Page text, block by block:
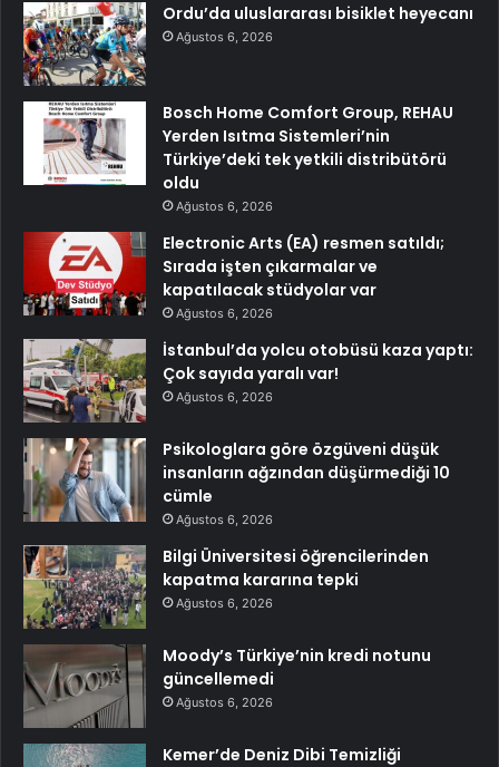
Ordu’da uluslararası bisiklet heyecanı
Ağustos 6, 2026
Bosch Home Comfort Group, REHAU
Yerden Isıtma Sistemleri’nin
Türkiye’deki tek yetkili distribütörü
oldu
Ağustos 6, 2026
Electronic Arts (EA) resmen satıldı;
Sırada işten çıkarmalar ve
kapatılacak stüdyolar var
Ağustos 6, 2026
İstanbul’da yolcu otobüsü kaza yaptı:
Çok sayıda yaralı var!
Ağustos 6, 2026
Psikologlara göre özgüveni düşük
insanların ağzından düşürmediği 10
cümle
Ağustos 6, 2026
Bilgi Üniversitesi öğrencilerinden
kapatma kararına tepki
Ağustos 6, 2026
Moody’s Türkiye’nin kredi notunu
güncellemedi
Ağustos 6, 2026
Kemer’de Deniz Dibi Temizliği